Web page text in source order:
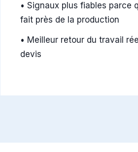
• Signaux plus fiables parce
fait près de la production
• Meilleur retour du travail
devis